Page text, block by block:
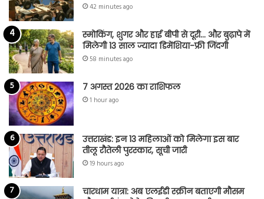
42 minutes ago
स्मोकिंग, शुगर और हाई बीपी से दूरी… और बुढ़ापे में
मिलेगी 13 साल ज्यादा डिमेंशिया-फ्री जिंदगी
58 minutes ago
7 अगस्त 2026 का राशिफल
1 hour ago
उत्तराखंड: इन 13 महिलाओं को मिलेगा इस बार
तीलू रौतेली पुरस्कार, सूची जारी
19 hours ago
चारधाम यात्रा: अब एलईडी स्क्रीन बताएगी मौसम